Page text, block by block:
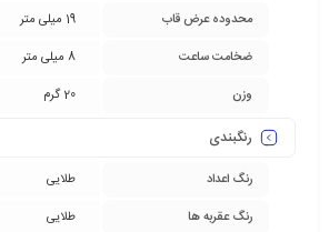
محدوده عرض قاب
19 میلی متر
ضخامت ساعت
8 میلی متر
وزن
20 گرم
رنگبندی
رنگ اعداد
طلایی
رنگ عقربه ها
طلایی